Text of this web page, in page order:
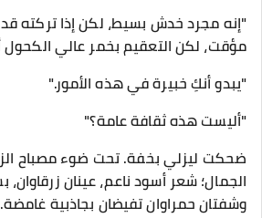
"إنه مجرد خدش بسيط، لكن إذا تركته قد
مؤقت، لكن التعقيم بخمر عالي
"يبدو أنكِ خبيرة في هذه الأمور."
"أليست هذه ثقافة عامة؟"
​ضحكت ليزلي بخفة. تحت ضوء مصباح
الجمال؛ شعر أسود ناعم، عينان
وشفتان حمراوان تفيضان بجاذبية غامضة.